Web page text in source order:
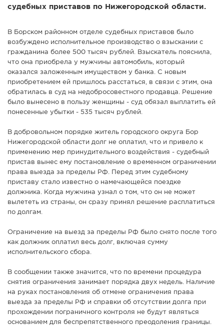
СТАТЬИ
ГОЛОСОВАНИЯ
ПРЕДЛОЖИТЬ НОВОСТЬ
ФОТО
судебных приставов по Нижегородской области.
В Борском районном отделе судебных приставов было
возбуждено исполнительное производство о взыскании с
гражданина более 500 тысяч рублей. Взыскатель пояснила,
что она приобрела у мужчины автомобиль, который
оказался заложенным имуществом у банка. С новым
приобретением ей пришлось расстаться, в связи с этим, она
обратилась в суд на недобросовестного продавца. Решение
было вынесено в пользу женщины - суд обязал выплатить ей
понесенные убытки - 535 тысяч рублей.
В добровольном порядке житель городского округа Бор
Нижегородской области долг не оплатил, что и привело к
применению мер принудительного воздействия - судебный
пристав вынес ему постановление о временном ограничении
права выезда за пределы РФ. Перед этим судебному
приставу стало известно о намечающейся поездке
должника. Когда мужчина узнал о том, что он не может
вылететь из страны, он сразу принял решение расплатиться
по долгам.
Ограничение на выезд за пределы РФ было снято после того
как должник оплатил весь долг, включая сумму
исполнительского сбора.
В сообщении также значится, что по времени процедура
снятия ограничения занимает порядка двух недель. Наличие
на руках постановления об отмене ограничения права
выезда за пределы РФ и справки об отсутствии долга при
прохождении пограничного контроля не будут являться
основанием для беспрепятственного преодоления границы.